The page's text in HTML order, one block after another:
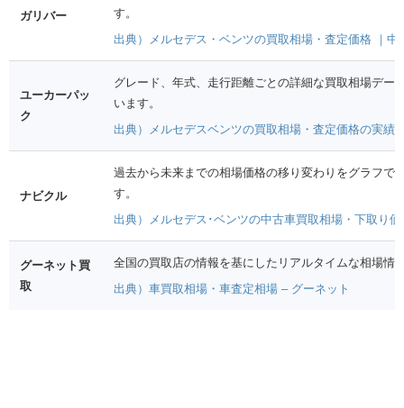
ガリバー
す。
出典）メルセデス・ベンツの買取相場・査定価格 ｜中
ユーカーパッ
ク
グレード、年式、走行距離ごとの詳細な買取相場デー
います。
出典）メルセデスベンツの買取相場・査定価格の実績
ナビクル
過去から未来までの相場価格の移り変わりをグラフで
す。
出典）メルセデス･ベンツの中古車買取相場・下取り
グーネット買
取
全国の買取店の情報を基にしたリアルタイムな相場情
出典）車買取相場・車査定相場 – グーネット